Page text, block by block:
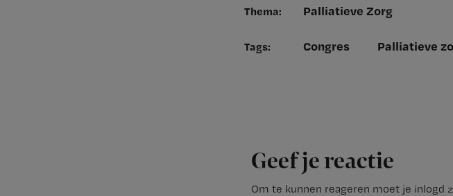
Thema: Palliatieve Zorg
Tags: Congres Palliatieve
Geef je reactie
Om te kunnen reageren moet je inlogd